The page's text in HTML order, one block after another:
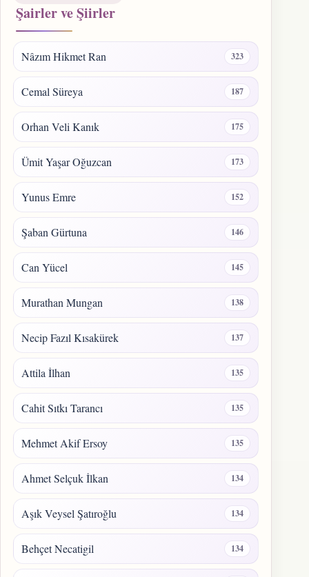
Şairler ve Şiirler
Nâzım Hikmet Ran 323
Cemal Süreya 187
Orhan Veli Kanık 175
Ümit Yaşar Oğuzcan 173
Yunus Emre 152
Şaban Gürtuna 146
Can Yücel 145
Murathan Mungan 138
Necip Fazıl Kısakürek 137
Attila İlhan 135
Cahit Sıtkı Tarancı 135
Mehmet Akif Ersoy 135
Ahmet Selçuk İlkan 134
Aşık Veysel Şatıroğlu 134
Behçet Necatigil 134